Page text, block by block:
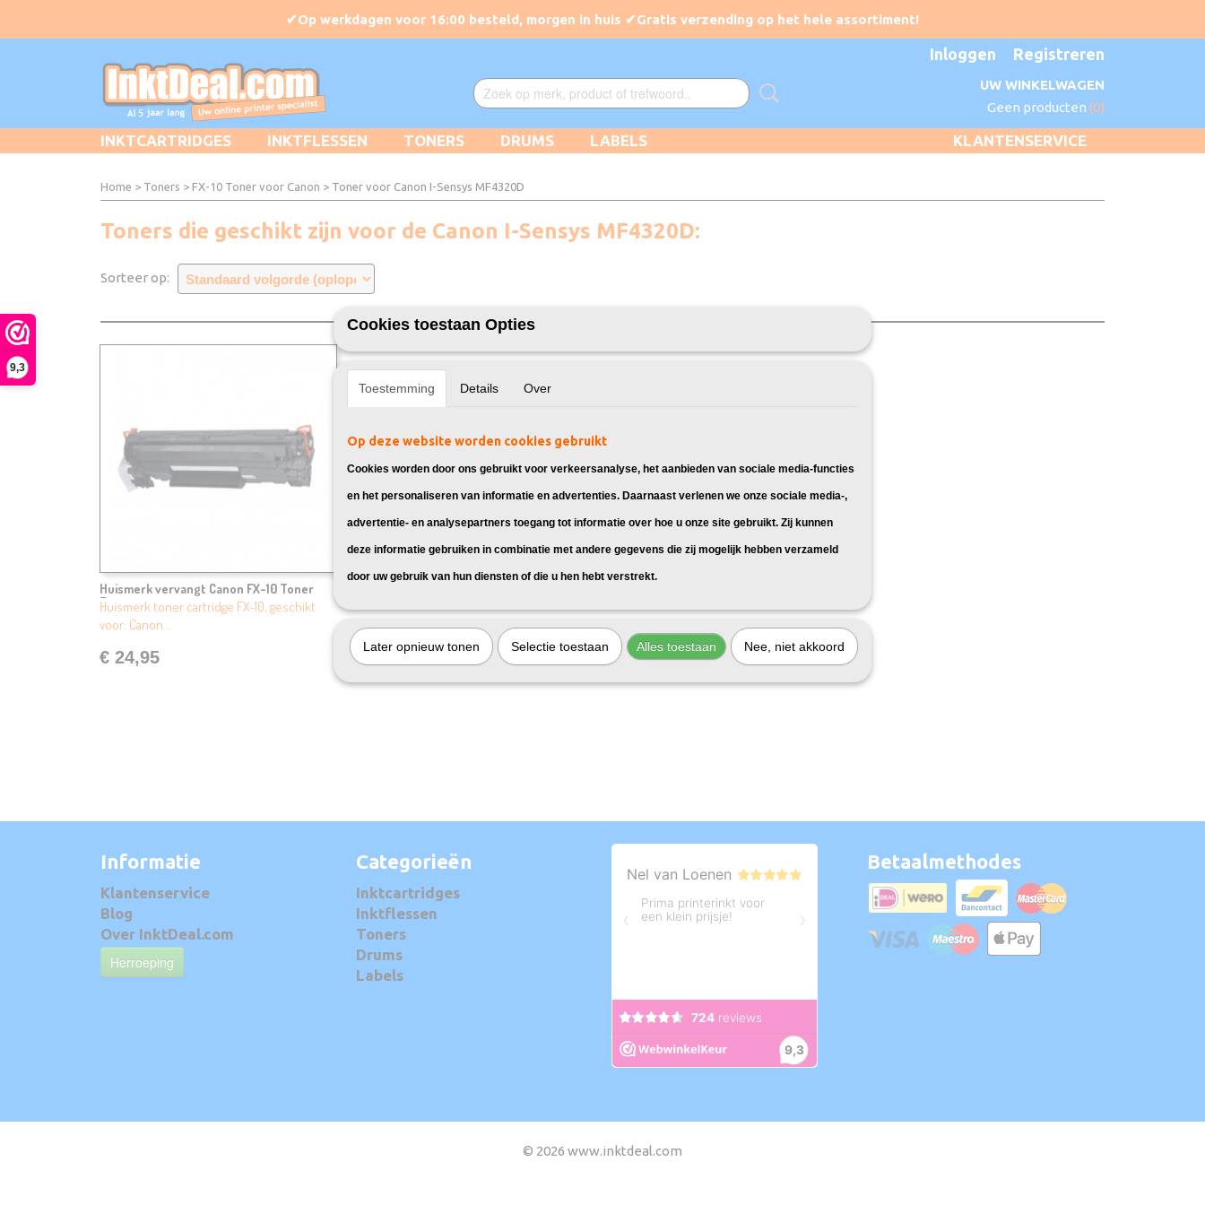
9,3
Inloggen Registreren
UW WINKELWAGEN
Geen producten (0)
KLANTENSERVICE
INKTCARTRIDGES INKTFLESSEN TONERS DRUMS LABELS
Home > Toners > FX-10 Toner voor Canon > Toner voor Canon I-Sensys MF4320D
Toners die geschikt zijn voor de Canon I-Sensys MF4320D:
Sorteer op:
Huismerk vervangt Canon FX-10 Toner
Zwart
Huismerk toner cartridge FX-10, geschikt
voor: Canon…
€ 24,95
Informatie
Klantenservice
Blog
Over InktDeal.com
Herroeping
Categorieën
Inktcartridges
Inktflessen
Toners
Drums
Labels
Betaalmethodes
© 2026 www.inktdeal.com
Cookies toestaan Opties
Toestemming Details Over
Op deze website worden cookies gebruikt
Cookies worden door ons gebruikt voor verkeersanalyse, het aanbieden van sociale media-functies
en het personaliseren van informatie en advertenties. Daarnaast verlenen we onze sociale media-,
advertentie- en analysepartners toegang tot informatie over hoe u onze site gebruikt. Zij kunnen
deze informatie gebruiken in combinatie met andere gegevens die zij mogelijk hebben verzameld
door uw gebruik van hun diensten of die u hen hebt verstrekt.
Later opnieuw tonen Selectie toestaan Alles toestaan Nee, niet akkoord